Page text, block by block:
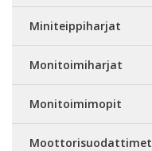
Miniteippiharjat
Monitoimiharjat
Monitoimimopit
Moottorisuodattimet